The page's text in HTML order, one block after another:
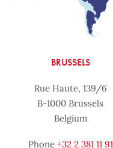
BRUSSELS
Rue Haute, 139/6
B-1000 Brussels
Belgium
Phone +32 2 381 11 91